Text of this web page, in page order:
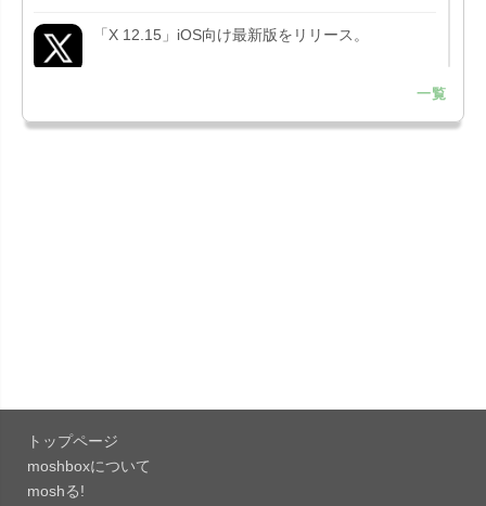
「X 12.15」iOS向け最新版をリリース。
Liguid G...
「Evernote 11.28.2」Mac向け最新版をリリー
ス。AIプロ...
一覧
トップページ
moshboxについて
moshる!